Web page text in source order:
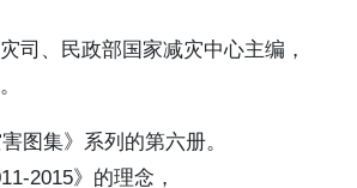
司、民政部国家减灾中心主编，
图集》系列的第六册。
2015》的理念，